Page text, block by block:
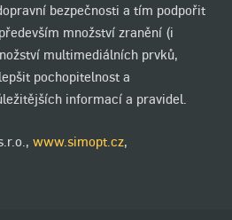
bezpečnosti a tím podpořit
množství zranění (i
multimediálních prvků,
pochopitelnost a
informací a pravidel.
www.simopt.cz,